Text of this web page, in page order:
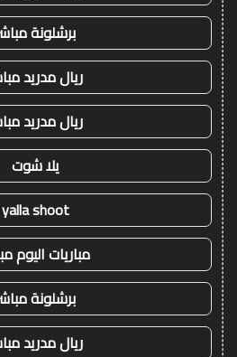
برشلونة
ريال مدريد
ريال مدريد
يلا شوت
yalla shoot
مباريات اليوم
برشلونة
ريال مدريد